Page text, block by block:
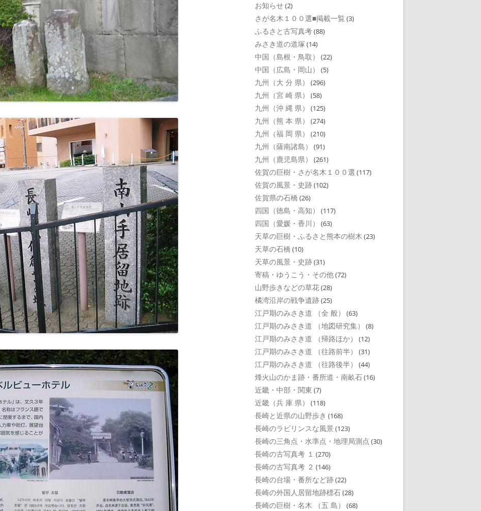
お知らせ(2)
さが名木１００選■掲載一覧 (3)
ふるさと古写真考(88)
みさき道の道塚 (14)
中国（島根・鳥取） (22)
中国（広島・岡山） (5)
九州（大 分 県） (296)
九州（宮 崎 県） (58)
九州（沖 縄 県） (125)
九州（熊 本 県） (274)
九州（福 岡 県） (210)
九州（薩南諸島） (91)
九州（鹿児島県） (261)
佐賀の巨樹・さが名木１００選 (117)
佐賀の風景・史跡(102)
佐賀県の石橋 (26)
四国（徳島・高知） (117)
四国（愛媛・香川） (63)
天草の巨樹・ふるさと熊本の樹木 (23)
天草の石橋 (10)
天草の風景・史跡(31)
寄稿・ゆうこう・その他(72)
山野歩きなどの草花(28)
橘湾沿岸の戦争遺跡(25)
江戸期のみさき道 （全 般） (63)
江戸期のみさき道 （地図研究集） (8)
江戸期のみさき道 （帰路ほか） (12)
江戸期のみさき道 （往路前半） (31)
江戸期のみさき道 （往路後半） (44)
烽火山のかま跡・番所道・南畝石(16)
近畿・中部・関東 (7)
近畿（兵 庫 県） (118)
長崎と近県の山野歩き (168)
長崎のラビリンスな風景 (123)
長崎の三角点・水準点・地理局測点 (30)
長崎の古写真考 １ (270)
長崎の古写真考 ２ (146)
長崎の台場・番所など跡(22)
長崎の外国人居留地跡標石(28)
長崎の巨樹・名木 （五 島） (68)